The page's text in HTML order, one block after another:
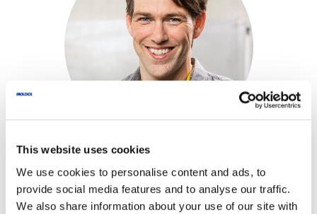
This website uses cookies
We use cookies to personalise content and ads, to
provide social media features and to analyse our traffic.
We also share information about your use of our site with
Les donnée saisies ici sont exclusivement